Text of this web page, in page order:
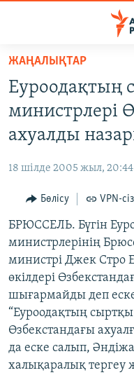
Skip
main
content
to
main
Search
САЯСАТ
AZATTYQTV
АДАМ ҚҰҚЫҚТАРЫ
ӘЛЕУМЕТ
ӘЛЕМ
АРНАЙЫ ЖОБАЛАР
Русский
ЖАЗЫЛЫҢЫЗ
ЖАҢАЛЫҚТАР
Еуроодақтың
министрлері
ахуалды
18 шілде 2005 жыл, 20:44
Бөлісу VPN-
БРЮССЕЛЬ. Бүгін
министрлерінің
министрі Джек Стро
өкілдері
шығармайды деп
“Еуроодақтың сыртқы
Өзбекстандағы
да еске салып,
халықаралық тергеу